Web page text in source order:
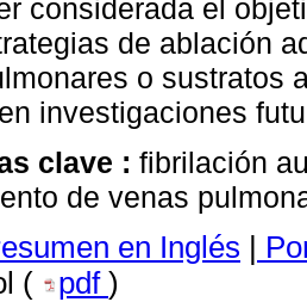
considerada el
de ablación
o sustratos
investigaciones
clave : fibrilación
de venas
en Inglés
(
pdf )